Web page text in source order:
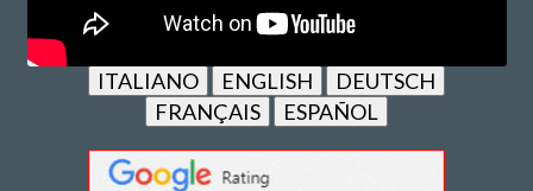
ITALIANO ENGLISH
DEUTSCH
FRANÇAIS
ESPAÑOL